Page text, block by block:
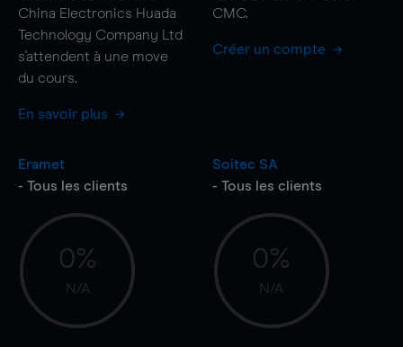
China Electronics Huada
Technology Company Ltd
s'attendent à une move
du cours.
En savoir plus
CMC.
Créer un compte
Eramet
- Tous les clients
0%
N/A
Soitec SA
- Tous les clients
0%
N/A